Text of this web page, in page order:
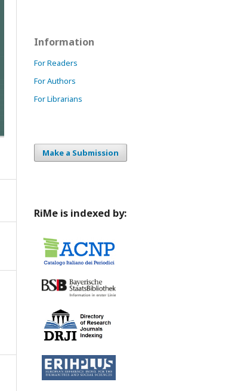
Information
For Readers
For Authors
For Librarians
Make a Submission
RiMe is indexed by: